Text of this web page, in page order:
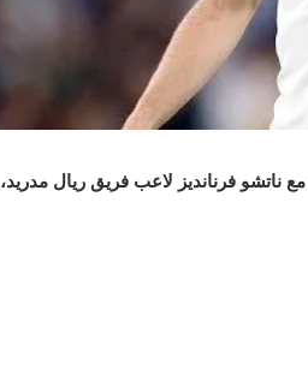
ناتشو فرنانديز لاعب فريق ريال مدريد،